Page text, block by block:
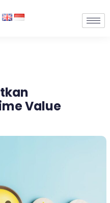
Value